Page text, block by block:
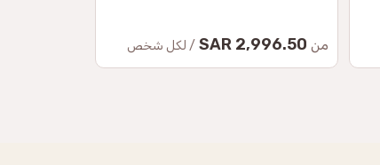
من 2,996.50 SAR / لكل شخص